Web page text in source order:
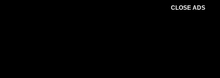
CLOSE ADS